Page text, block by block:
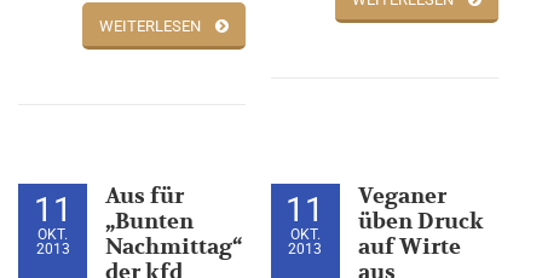
WEITERLESEN
11
OKT.
2013
Aus für
„Bunten
Nachmittag“
11
OKT.
2013
Veganer
üben Druck
auf Wirte